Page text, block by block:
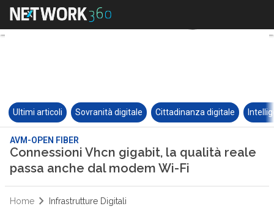
Ultimi articoli Sovranità digitale Cittadinanza digitale
AVM-OPEN FIBER
Connessioni Vhcn gigabit, la qualità reale
passa anche dal modem Wi-Fi
Home Infrastrutture Digitali